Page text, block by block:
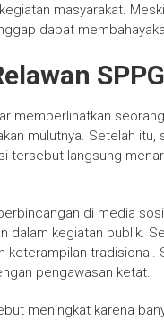
masyarakat.
dapat
memperlihatkan
mulutnya. Setelah
tersebut langsung
di media
dalam kegiatan publik.
keterampilan
pengawasan ketat.
meningkat karena